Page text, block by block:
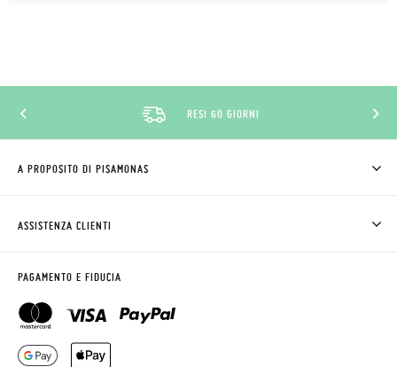
RESI 60 GIORNI
A PROPOSITO DI PISAMONAS
CLUB PISAMONAS
BLOG & NEWS
AVVISO LEGALE, PRIVACY E COOKIES
GUIDA ALLE TAGLIE
ASSISTENZA CLIENTI
RICHIEDERE RESO
CONTATTO
ORARIO PISAMONAS
DOMANDE FREQUENTI
PAGAMENTO E FIDUCIA